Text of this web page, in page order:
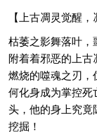
【上古凋灵觉醒，
枯萎之影舞落叶，
附着着邪恶的上古
燃烧的噬魂之刃，
何化身成为掌控死
头，他的身上究竟
挖掘！